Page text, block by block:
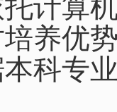
计算
养优
科专